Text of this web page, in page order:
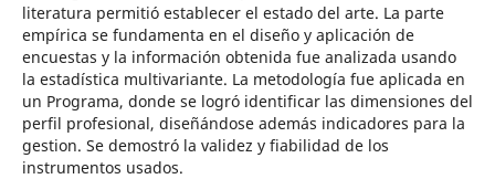
literatura permitió establecer el estado del arte. La parte
empírica se fundamenta en el diseño y aplicación de
encuestas y la información obtenida fue analizada usando
la estadística multivariante. La metodología fue aplicada en
un Programa, donde se logró identificar las dimensiones del
perfil profesional, diseñándose además indicadores para la
gestion. Se demostró la validez y fiabilidad de los
instrumentos usados.